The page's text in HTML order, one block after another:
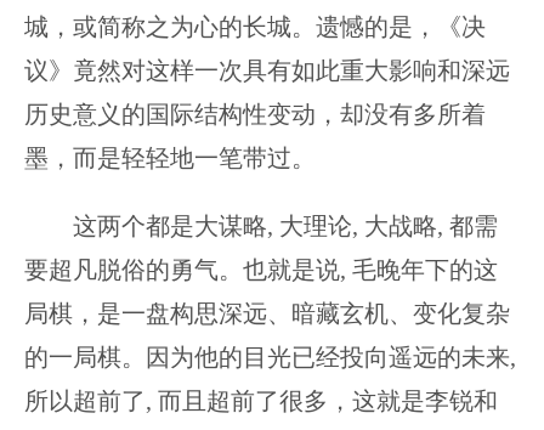
城，或简称之为心的长城。遗憾的是，《决
议》竟然对这样一次具有如此重大影响和深远
历史意义的国际结构性变动，却没有多所着
墨，而是轻轻地一笔带过。
这两个都是大谋略, 大理论, 大战略, 都需
要超凡脱俗的勇气。也就是说, 毛晚年下的这
局棋，是一盘构思深远、暗藏玄机、变化复杂
的一局棋。因为他的目光已经投向遥远的未来,
所以超前了, 而且超前了很多，这就是李锐和